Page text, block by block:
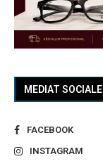
MEDIAT SOCIALE
FACEBOOK
INSTAGRAM